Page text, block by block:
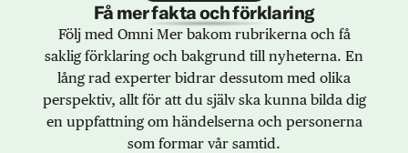
Få mer fakta och förklaring
Följ med Omni Mer bakom rubrikerna och få
saklig förklaring och bakgrund till nyheterna. En
lång rad experter bidrar dessutom med olika
perspektiv, allt för att du själv ska kunna bilda dig
en uppfattning om händelserna och personerna
som formar vår samtid.